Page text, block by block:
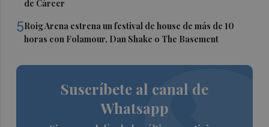
de Càrcer
5Roig Arena estrena un festival de house de más de 10
horas con Folamour, Dan Shake o The Basement
Suscríbete al canal de
Whatsapp